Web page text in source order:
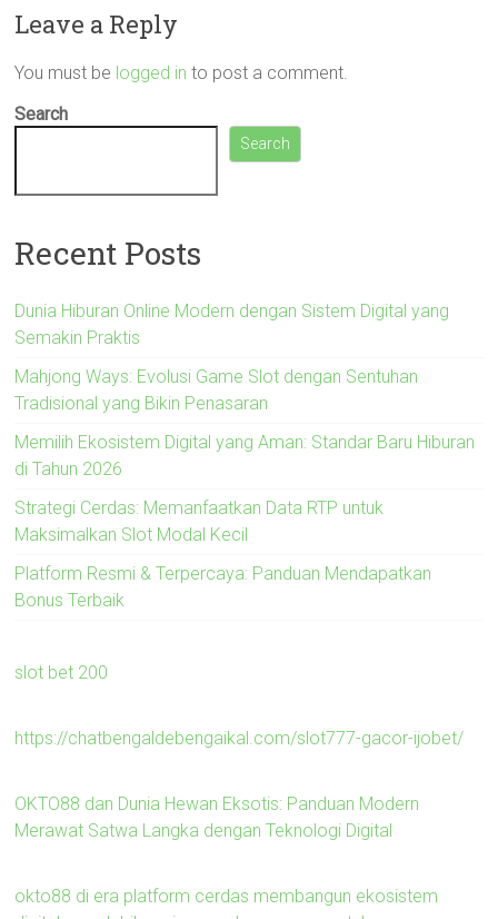
Leave a Reply
You must be logged in to post a comment.
Search
Search
Recent Posts
Dunia Hiburan Online Modern dengan Sistem Digital yang
Semakin Praktis
Mahjong Ways: Evolusi Game Slot dengan Sentuhan
Tradisional yang Bikin Penasaran
Memilih Ekosistem Digital yang Aman: Standar Baru Hiburan
di Tahun 2026
Strategi Cerdas: Memanfaatkan Data RTP untuk
Maksimalkan Slot Modal Kecil
Platform Resmi & Terpercaya: Panduan Mendapatkan
Bonus Terbaik
slot bet 200
https://chatbengaldebengaikal.com/slot777-gacor-ijobet/
OKTO88 dan Dunia Hewan Eksotis: Panduan Modern
Merawat Satwa Langka dengan Teknologi Digital
okto88 di era platform cerdas membangun ekosistem